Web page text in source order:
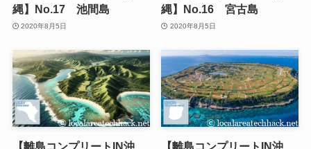
縄】No.17 池間島
2020年8月5日
縄】No.16 宮古島
2020年8月5日
【離島コンプリートIN沖
【離島コンプリートIN沖